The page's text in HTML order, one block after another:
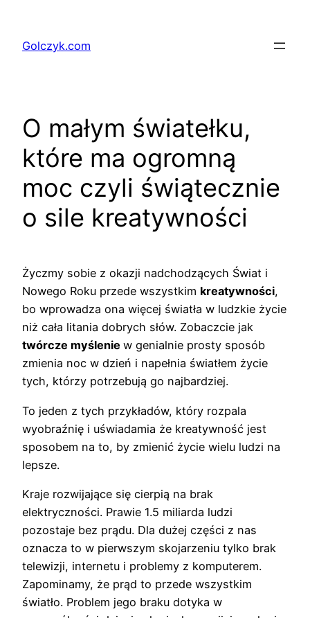
treściGolczyk.com
O małym światełku,
które ma ogromną
moc czyli świątecznie
o sile kreatywności
Życzmy sobie z okazji nadchodzących Świat i
Nowego Roku przede wszystkim kreatywności,
bo wprowadza ona więcej światła w ludzkie życie
niż cała litania dobrych słów. Zobaczcie jak
twórcze myślenie w genialnie prosty sposób
zmienia noc w dzień i napełnia światłem życie
tych, którzy potrzebują go najbardziej.
To jeden z tych przykładów, który rozpala
wyobraźnię i uświadamia że kreatywność jest
sposobem na to, by zmienić życie wielu ludzi na
lepsze.
Kraje rozwijające się cierpią na brak
elektryczności. Prawie 1.5 miliarda ludzi
pozostaje bez prądu. Dla dużej części z nas
oznacza to w pierwszym skojarzeniu tylko brak
telewizji, internetu i problemy z komputerem.
Zapominamy, że prąd to przede wszystkim
światło. Problem jego braku dotyka w